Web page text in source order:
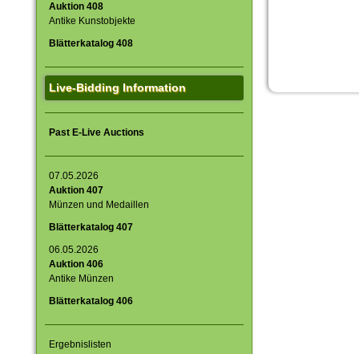
Auktion 408
Antike Kunstobjekte
Blätterkatalog 408
Live-Bidding Information
Past E-Live Auctions
07.05.2026
Auktion 407
Münzen und Medaillen
Blätterkatalog 407
06.05.2026
Auktion 406
Antike Münzen
Blätterkatalog 406
Ergebnislisten